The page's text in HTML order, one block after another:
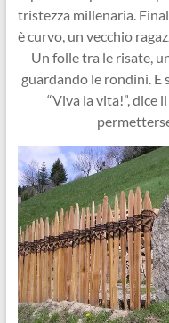
tristezza millenaria.
è curvo, un vecchio
Un folle tra le risate,
guardando le rondini. E
“Viva la vita!”, dice